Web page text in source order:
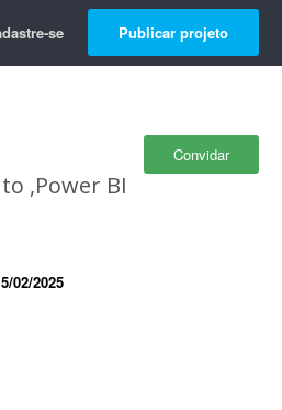
se Publicar projeto
Convidar
,Power BI
02/2025